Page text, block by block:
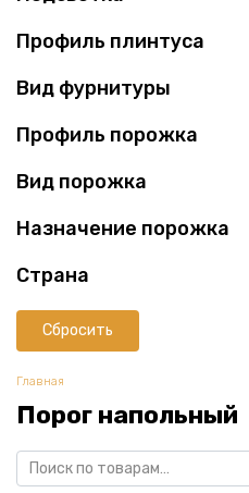
Главная
Порог напольный
Искать:
Профиль плинтуса
Вид фурнитуры
Профиль порожка
Вид порожка
Назначение порожка
Страна
Сбросить